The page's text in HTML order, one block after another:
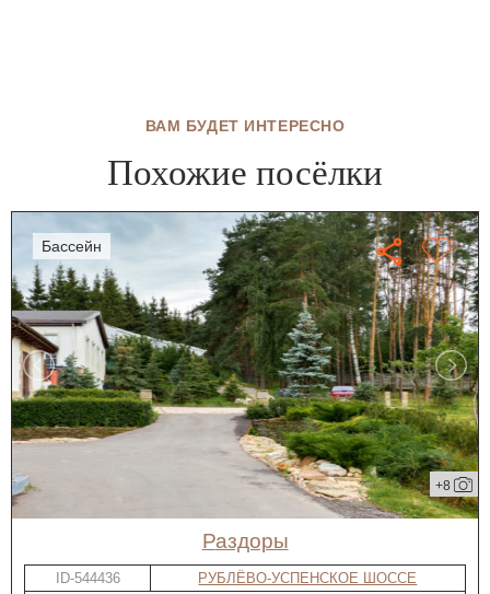
ВАМ БУДЕТ ИНТЕРЕСНО
Похожие посёлки
бассейн
+8
Раздоры
ID-544436
РУБЛЁВО-УСПЕНСКОЕ ШОССЕ